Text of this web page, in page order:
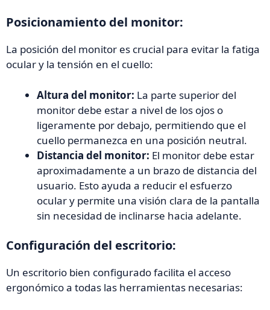
Posicionamiento del monitor:
La posición del monitor es crucial para evitar la fatiga
ocular y la tensión en el cuello:
Altura del monitor: La parte superior del
monitor debe estar a nivel de los ojos o
ligeramente por debajo, permitiendo que el
cuello permanezca en una posición neutral.
Distancia del monitor: El monitor debe estar
aproximadamente a un brazo de distancia del
usuario. Esto ayuda a reducir el esfuerzo
ocular y permite una visión clara de la pantalla
sin necesidad de inclinarse hacia adelante.
Configuración del escritorio:
Un escritorio bien configurado facilita el acceso
ergonómico a todas las herramientas necesarias: